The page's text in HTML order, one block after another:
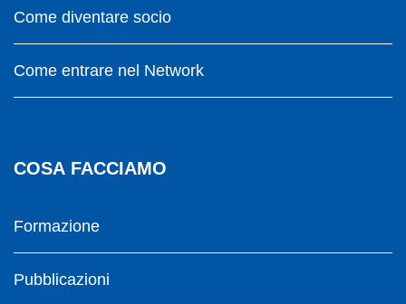
Come diventare socio
Come entrare nel Network
COSA FACCIAMO
Formazione
Pubblicazioni